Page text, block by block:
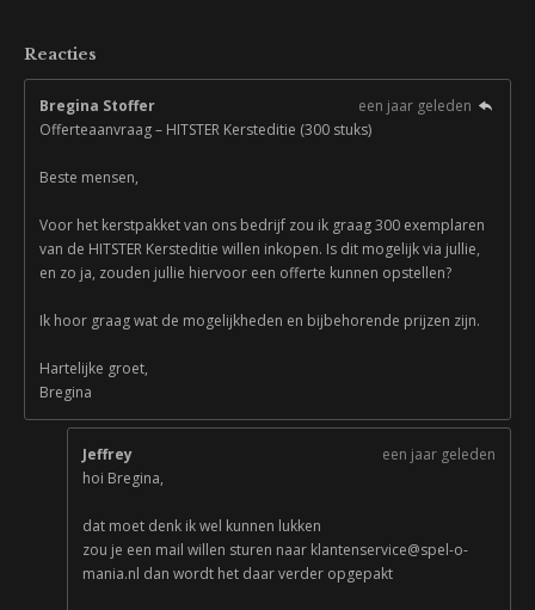
Reacties
Bregina Stoffer
een jaar geleden
Offerteaanvraag – HITSTER Kersteditie (300 stuks)
Beste mensen,
Voor het kerstpakket van ons bedrijf zou ik graag 300 exemplaren
van de HITSTER Kersteditie willen inkopen. Is dit mogelijk via jullie,
en zo ja, zouden jullie hiervoor een offerte kunnen opstellen?
Ik hoor graag wat de mogelijkheden en bijbehorende prijzen zijn.
Hartelijke groet,
Bregina
Jeffrey
een jaar geleden
hoi Bregina,
dat moet denk ik wel kunnen lukken
zou je een mail willen sturen naar klantenservice@spel-o-
mania.nl dan wordt het daar verder opgepakt